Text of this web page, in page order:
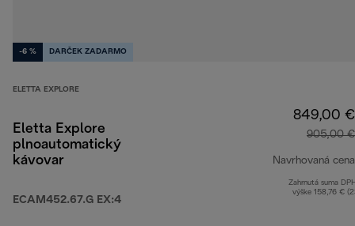
-6 % DARČEK ZADARMO
ELETTA EXPLORE
Eletta Explore
plnoautomatický
kávovar
ECAM452.67.G EX:4
849,00 €
905,00 €
Navrhovaná cena
Zahrnutá suma
výške 158,76 €